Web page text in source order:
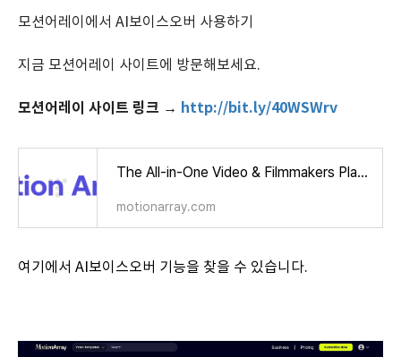
모션어레이에서 AI보이스오버 사용하기
지금 모션어레이 사이트에 방문해보세요.
모션어레이 사이트 링크 → http://bit.ly/40WSWrv
The All-in-One Video & Filmmakers Platform | Motion Array
motionarray.com
여기에서 AI보이스오버 기능을 찾을 수 있습니다.